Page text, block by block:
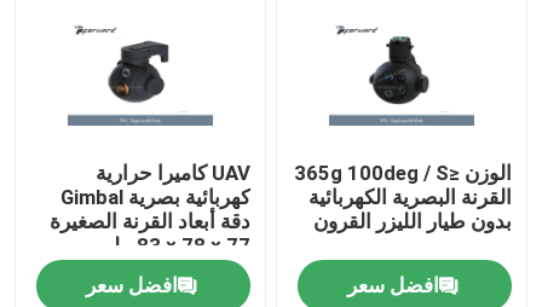
الوزن ≤365g 100deg / S
القرنة البصرية الكهربائية
بدون طيار الليزر القرون
افضل سعر
UAV كاميرا حرارية
كهربائية بصرية Gimbal
دقة أبعاد القرنة الصغيرة
77 × 78 × 83 ملم
افضل سعر